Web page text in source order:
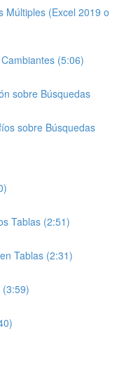
Múltiples (Excel 2019 o
(5:06)
sobre Búsquedas
sobre Búsquedas
Tablas (2:51)
Tablas (2:31)
(3:59)